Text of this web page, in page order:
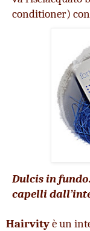
conditioner)
Dulcis in
capelli
Hairvity è un